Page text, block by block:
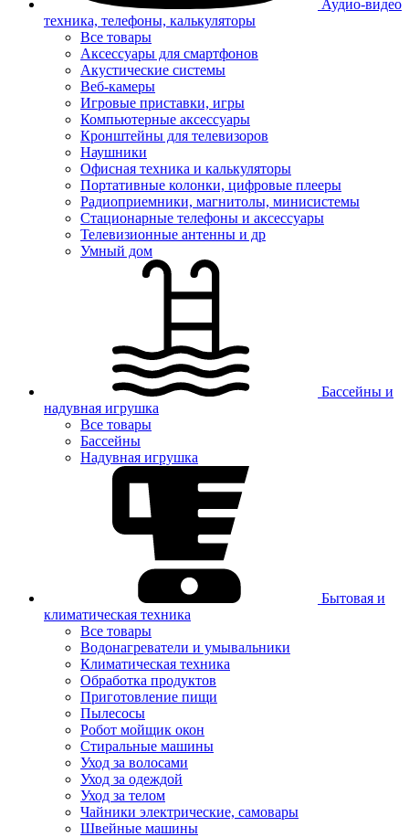
Аудио-видео
техника, телефоны, калькуляторы
Все товары
Аксессуары для смартфонов
Акустические системы
Веб-камеры
Игровые приставки, игры
Компьютерные аксессуары
Кронштейны для телевизоров
Наушники
Офисная техника и калькуляторы
Портативные колонки, цифровые плееры
Радиоприемники, магнитолы, минисистемы
Стационарные телефоны и аксессуары
Телевизионные антенны и др
Умный дом
Бассейны и
надувная игрушка
Все товары
Бассейны
Надувная игрушка
Бытовая и
климатическая техника
Все товары
Водонагреватели и умывальники
Климатическая техника
Обработка продуктов
Приготовление пищи
Пылесосы
Робот мойщик окон
Стиральные машины
Уход за волосами
Уход за одеждой
Уход за телом
Чайники электрические, самовары
Швейные машины